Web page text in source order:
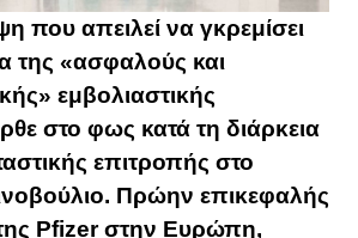
που απειλεί να γκρεμίσει
της «ασφαλούς και
εμβολιαστικής
στο φως κατά τη διάρκεια
επιτροπής στο
Πρώην επικεφαλής
της Pfizer στην Ευρώπη,